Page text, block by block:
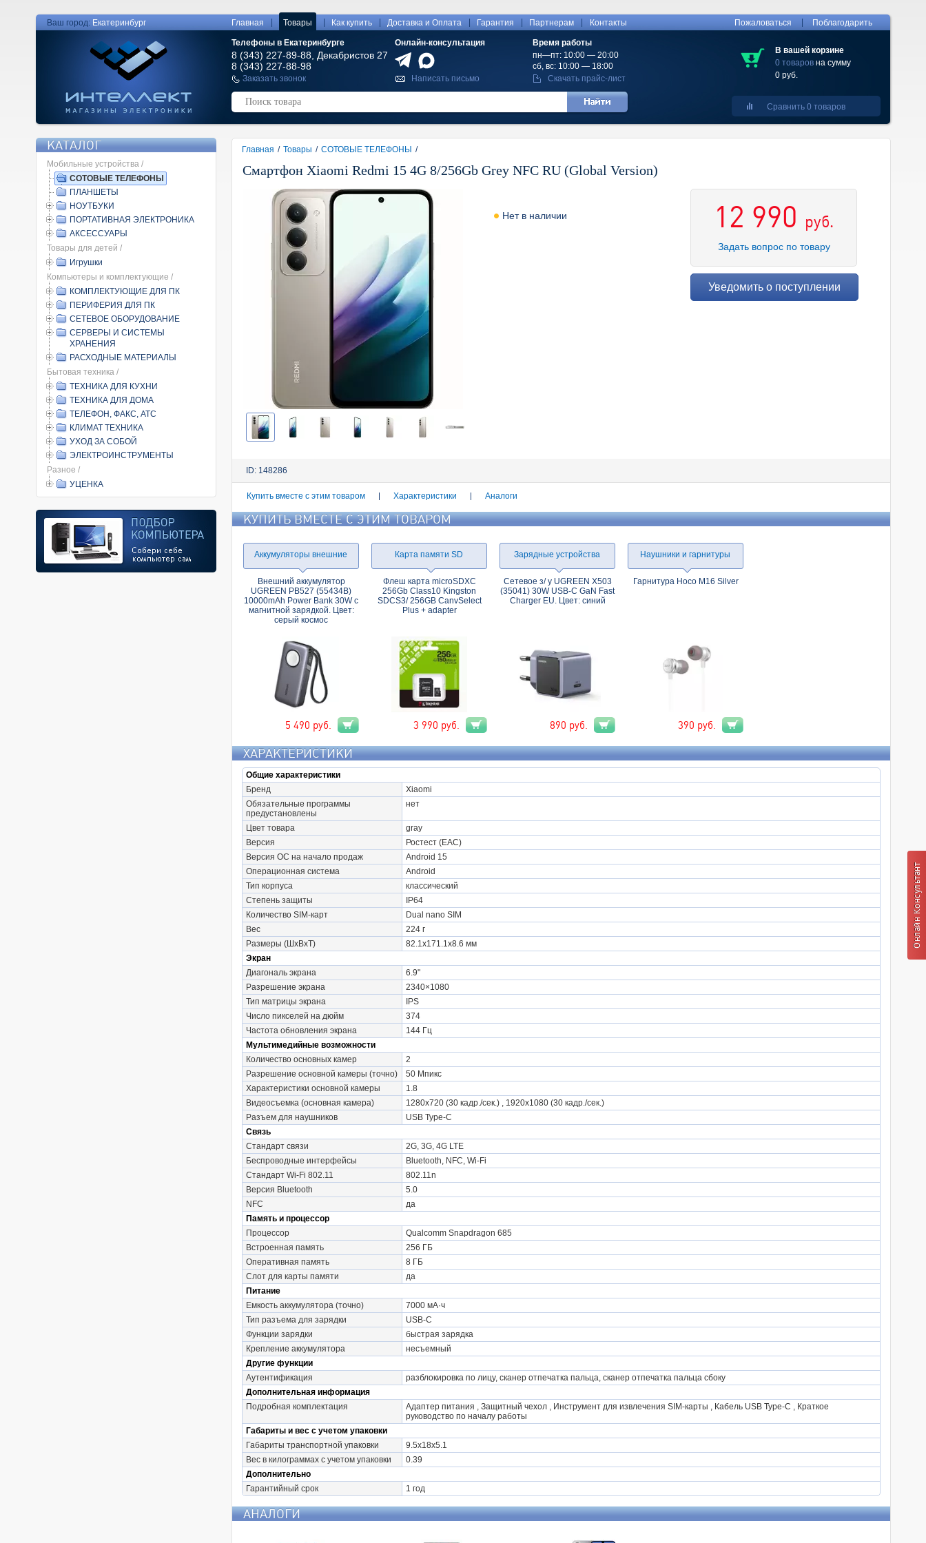
Ваш город: Екатеринбург Главная Товары Как купить Доставка и Оплата Гарантия Партнерам Контакты
Телефоны в Екатеринбурге
8 (343) 227-89-88, Декабристов 27
8 (343) 227-88-98
Онлайн-консультация
Время работы
пн—пт: 10:00 — 20:00
сб, вс: 10:00 — 18:00
Заказать звонок
Написать письмо Скачать прайс-лист
Пожаловаться Поблагодарить
В вашей корзине
0 товаров на сумму
0 руб.
Сравнить 0 товаров
КАТАЛОГ
Мобильные устройства /
СОТОВЫЕ ТЕЛЕФОНЫ
ПЛАНШЕТЫ
НОУТБУКИ
ПОРТАТИВНАЯ ЭЛЕКТРОНИКА
АКСЕССУАРЫ
Товары для детей /
Игрушки
Компьютеры и комплектующие /
КОМПЛЕКТУЮЩИЕ ДЛЯ ПК
ПЕРИФЕРИЯ ДЛЯ ПК
СЕТЕВОЕ ОБОРУДОВАНИЕ
СЕРВЕРЫ И СИСТЕМЫ
ХРАНЕНИЯ
РАСХОДНЫЕ МАТЕРИАЛЫ
Бытовая техника /
ТЕХНИКА ДЛЯ КУХНИ
ТЕХНИКА ДЛЯ ДОМА
ТЕЛЕФОН, ФАКС, АТС
КЛИМАТ ТЕХНИКА
УХОД ЗА СОБОЙ
ЭЛЕКТРОИНСТРУМЕНТЫ
Разное /
УЦЕНКА
Главная / Товары / СОТОВЫЕ ТЕЛЕФОНЫ /
Смартфон Xiaomi Redmi 15 4G 8/256Gb Grey NFC RU (Global Version)
Нет в наличии 12 990 руб.
Задать вопрос по товару
Уведомить о поступлении
ID: 148286
Купить вместе с этим товаром Характеристики Аналоги
КУПИТЬ ВМЕСТЕ С ЭТИМ ТОВАРОМ
Аккумуляторы внешние
Внешний аккумулятор
UGREEN PB527 (55434B)
10000mAh Power Bank 30W с
магнитной зарядкой. Цвет:
серый космос
5 490 руб.
Карта памяти SD
Флеш карта microSDXC
256Gb Class10 Kingston
SDCS3/ 256GB CanvSelect
Plus + adapter
3 990 руб.
Зарядные устройства
Сетевое з/ у UGREEN X503
(35041) 30W USB-C GaN Fast
Charger EU. Цвет: синий
890 руб.
Наушники и гарнитуры
Гарнитура Hoco M16 Silver
390 руб.
ХАРАКТЕРИСТИКИ
Общие характеристики
Бренд
Xiaomi
Обязательные программы
предустановлены
нет
Цвет товара
gray
Версия
Ростест (EAC)
Версия ОС на начало продаж
Android 15
Операционная система
Android
Тип корпуса
классический
Степень защиты
IP64
Количество SIM-карт
Dual nano SIM
Вес
224 г
Размеры (ШxВxТ)
82.1x171.1x8.6 мм
Экран
Диагональ экрана
6.9"
Разрешение экрана
2340×1080
Тип матрицы экрана
IPS
Число пикселей на дюйм
374
Частота обновления экрана
144 Гц
Мультимедийные возможности
Количество основных камер
2
Разрешение основной камеры (точно)
50 Мпикс
Характеристики основной камеры
1.8
Видеосъемка (основная камера)
1280x720 (30 кадр./сек.) , 1920x1080 (30 кадр./сек.)
Разъем для наушников
USB Type-C
Связь
Стандарт связи
2G, 3G, 4G LTE
Беспроводные интерфейсы
Bluetooth, NFC, Wi-Fi
Стандарт Wi-Fi 802.11
802.11n
Версия Bluetooth
5.0
NFC
да
Память и процессор
Процессор
Qualcomm Snapdragon 685
Встроенная память
256 ГБ
Оперативная память
8 ГБ
Слот для карты памяти
да
Питание
Емкость аккумулятора (точно)
7000 мА·ч
Тип разъема для зарядки
USB-C
Функции зарядки
быстрая зарядка
Крепление аккумулятора
несъемный
Другие функции
Аутентификация
разблокировка по лицу, сканер отпечатка пальца, сканер отпечатка пальца сбоку
Дополнительная информация
Подробная комплектация
Адаптер питания , Защитный чехол , Инструмент для извлечения SIM-карты , Кабель USB Type-C , Краткое
руководство по началу работы
Габариты и вес с учетом упаковки
Габариты транспортной упаковки
9.5x18x5.1
Вес в килограммах с учетом упаковки
0.39
Дополнительно
Гарантийный срок
1 год
АНАЛОГИ